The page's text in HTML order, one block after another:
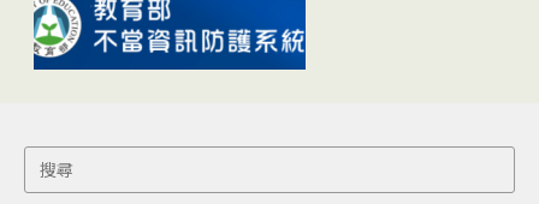
Search
for: